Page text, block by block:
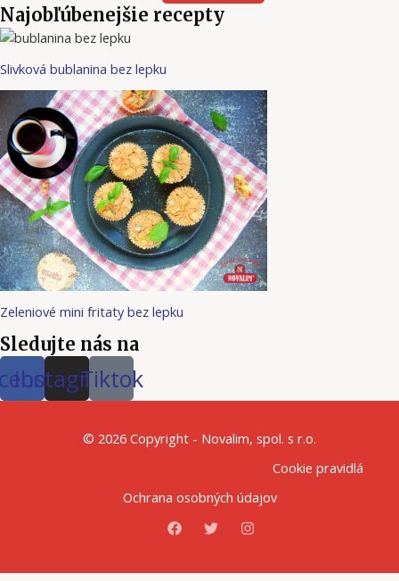
Najobľúbenejšie recepty
Slivková bublanina bez lepku
Zeleniové mini fritaty bez lepku
Sledujte nás na
Instagram
Tiktok
© 2026 Copyright - Novalim, spol. s r.o.
Cookie pravidlá
Ochrana osobných údajov